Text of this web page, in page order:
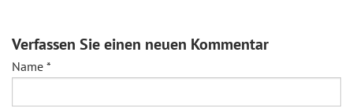
Verfassen Sie einen neuen Kommentar
Name *